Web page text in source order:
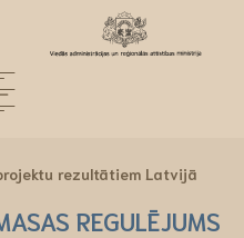
rezultātiem Latvijā
REGULĒJUMS